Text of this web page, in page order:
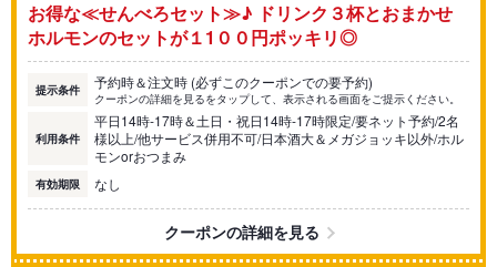
お得な≪せんべろセット≫♪ ドリンク３杯とおまかせ
ホルモンのセットが１1００円ポッキリ◎
提示条件 予約時＆注文時 (必ずこのクーポンでの要予約)
クーポンの詳細を見るをタップして、表示される画面をご提示ください。
利用条件
平日14時-17時＆土日・祝日14時-17時限定/要ネット予約/2名
様以上/他サービス併用不可/日本酒大＆メガジョッキ以外/ホル
モンorおつまみ
有効期限 なし
クーポンの詳細を見る